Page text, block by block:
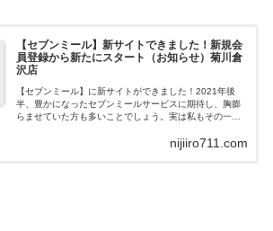
【セブンミール】新サイトできました！新規会
員登録から新たにスタート（お知らせ）菊川倉
沢店
【セブンミール】に新サイトができました！2021年後
半、豊かになったセブンミールサービスに期待し、胸膨
らませていた方も多いことでしょう。実は私もその一人
る！と大変楽しみにしておりました。しかし...nijiiro711.com